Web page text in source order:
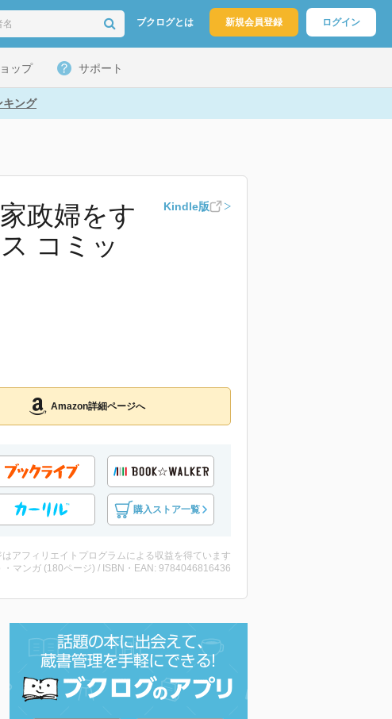
ブクログとは 新規会員登録 ログイン
ップ サポート
キング
政婦をす
コミッ
Kindle版
Amazon詳細ページへ
購入ストア一覧
アフィリエイトプログラムによる収益を得ています
・マンガ (180ページ) / ISBN・EAN: 9784046816436